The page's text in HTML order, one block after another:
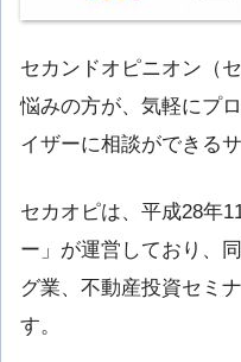
セカンドオピニオン（
悩みの方が、気軽にプ
イザーに相談ができる
セカオピは、平成28年
ー」が運営しており、
グ業、不動産投資セミ
す。